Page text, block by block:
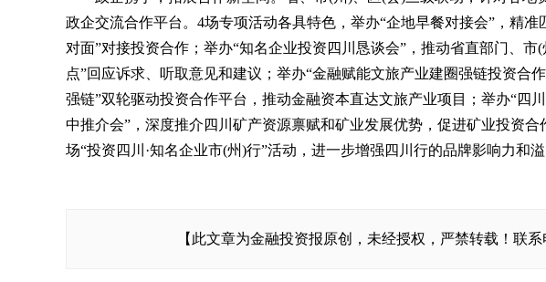
政企交流合作平台。4场专项活动各具特色，举办“企地早餐对接会”，精
对面”对接投资合作；举办“知名企业投资四川恳谈会”，推动省直部门、市
点”回应诉求、听取意见和建议；举办“金融赋能文旅产业建圈强链投资合
强链”双轮驱动投资合作平台，推动金融资本直达文旅产业项目；举办“四
中推介会”，深度推介四川矿产资源禀赋和矿业发展优势，促进矿业投资
场“投资四川·知名企业市(州)行”活动，进一步增强四川行的品牌影响力和溢
【此文章为金融投资报原创，未经授权，严禁转载！联系